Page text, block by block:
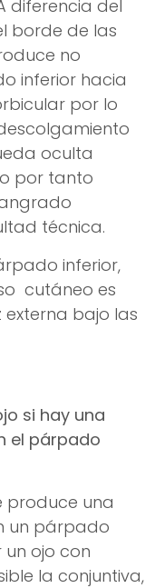
diferencia del
borde de las
no
inferior hacia
por lo
oculta
por tanto
técnica.
inferior,
cutáneo es
externa bajo las
si hay una
el párpado
produce una
un párpado
un ojo con
la conjuntiva,